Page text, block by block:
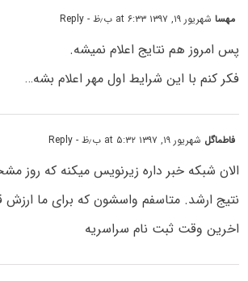
مهساشهریور ۱۹, ۱۳۹۷ at ۶:۳۳ ب٫ظ - Reply
پس امروز هم نتایج اعلام نمیشه.
فکر کنم با این شرایط اول مهر اعلام بشه…
فاطماگل شهریور ۱۹, ۱۳۹۷ at ۵:۳۲ ب٫ظ - Reply
الان شبکه خبر داره زیرنویس میکنه که روز
نتیج ارشد. متاسفم واسشون که برای ما ارزش
اخرین وقت ثبت نام سراسریه